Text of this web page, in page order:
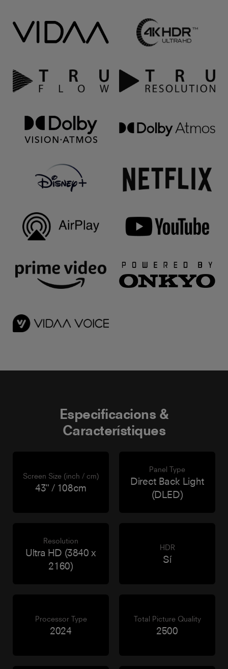
Especificacions &
Característiques
Screen Size (inch / cm)
43" / 108cm
Panel Type
Direct Back Light
(DLED)
Resolution
Ultra HD (3840 x
2160)
HDR
Sí
Processor Type
2024
Total Picture Quality
2500